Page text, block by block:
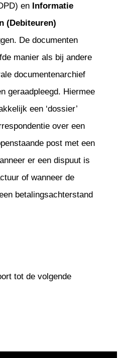
en Informatie
(Debiteuren)
De documenten
manier als bij andere
documentenarchief
geraadpleegd. Hiermee
een ‘dossier’
over een
post met een
er een dispuut is
of wanneer de
betalingsachterstand
tot de volgende